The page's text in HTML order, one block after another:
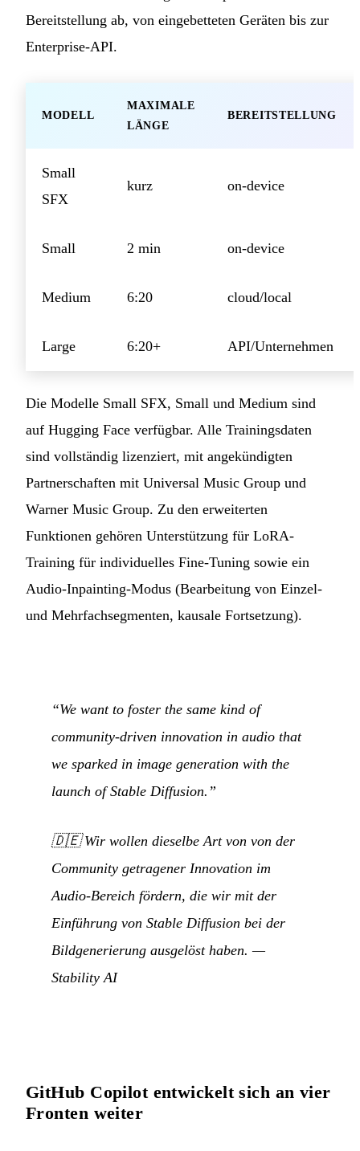
Bereitstellung ab, von eingebetteten Geräten bis zur
Enterprise-API.
MODELL
MAXIMALE
LÄNGE
BEREITSTELLUNG
Small
SFX
kurz on-device
Small 2 min on-device
Medium 6:20 cloud/local
Large 6:20+ API/Unternehmen
Die Modelle Small SFX, Small und Medium sind
auf Hugging Face verfügbar. Alle Trainingsdaten
sind vollständig lizenziert, mit angekündigten
Partnerschaften mit Universal Music Group und
Warner Music Group. Zu den erweiterten
Funktionen gehören Unterstützung für LoRA-
Training für individuelles Fine-Tuning sowie ein
Audio-Inpainting-Modus (Bearbeitung von Einzel-
und Mehrfachsegmenten, kausale Fortsetzung).
“We want to foster the same kind of
community-driven innovation in audio that
we sparked in image generation with the
launch of Stable Diffusion.”
🇩🇪Wir wollen dieselbe Art von von der
Community getragener Innovation im
Audio-Bereich fördern, die wir mit der
Einführung von Stable Diffusion bei der
Bildgenerierung ausgelöst haben. —
Stability AI
GitHub Copilot entwickelt sich an vier
Fronten weiter